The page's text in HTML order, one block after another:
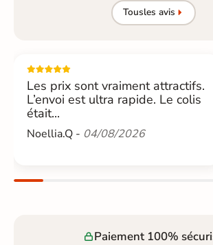
Tousles avis
Les prix sont vraiment attractifs.
L’envoi est ultra rapide. Le colis
était...
Noellia.Q - 04/08/2026
Paiement 100%